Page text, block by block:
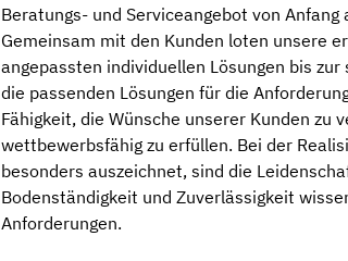
Beratungs- und Serviceangebot von Anfang
Gemeinsam mit den Kunden loten unsere
angepassten individuellen Lösungen bis
die passenden Lösungen für die
Fähigkeit, die Wünsche unserer Kunden
wettbewerbsfähig zu erfüllen. Bei der
besonders auszeichnet, sind die
Bodenständigkeit und Zuverlässigkeit
Anforderungen.